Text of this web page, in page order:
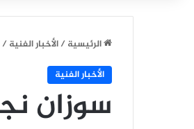
الرئيسية/الأخبار الفنية/
الأخبار الفنية
سوزان